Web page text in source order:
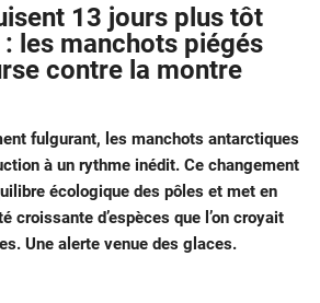
13 jours plus tôt
les manchots piégés
contre la montre
fulgurant, les manchots antarctiques
à un rythme inédit. Ce changement
écologique des pôles et met en
croissante d’espèces que l’on croyait
Une alerte venue des glaces.